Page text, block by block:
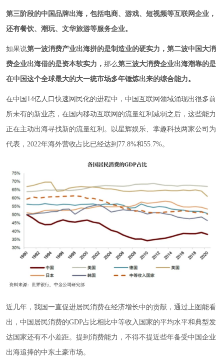
第三阶段的中国品牌出海，包括电商、游戏、短视频等互联网企业，
还有餐饮、潮玩、文华旅游等服务企业。
如果说第一波消费产业出海拼的是制造业的硬实力 ， 第二波中国大消
费企业出海借的是资本软实力 ， 那么第三波大消费企业出海潮靠的是
在中国这个全球最大的大一统市场多年锤炼出来的综合能力。
在中国14亿人口快速网民化的进程中，中国互联网领域涌现出很多前
所未有的新业态，在国内移动互联网的流量红利减弱之后，这些能力
正在主动出海寻找新的流量红利。以星辉娱乐、掌趣科技两家公司为
代表，2022年海外营收占比已经达到77.8%和55.7%。
近几年，我国一直促进居民消费在经济增长中的贡献，通过上图能看
出，中国居民消费的GDP占比相比中等收入国家的平均水平和典型发
达国家还有不小差距。提到消费能力，不得不提近些年备受中国企业
出海追捧的中东土豪市场。